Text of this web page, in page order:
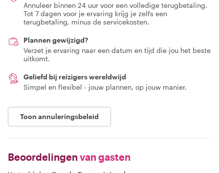
Annuleer binnen 24 uur voor een volledige terugbetaling.
Tot 7 dagen voor je ervaring krijg je zelfs een
terugbetaling, minus de servicekosten.
Plannen gewijzigd?
Verzet je ervaring naar een datum en tijd die jou het beste
uitkomt.
Geliefd bij reizigers wereldwijd
Simpel en flexibel - jouw plannen, op jouw manier.
Toon annuleringsbeleid
Beoordelingen van gasten